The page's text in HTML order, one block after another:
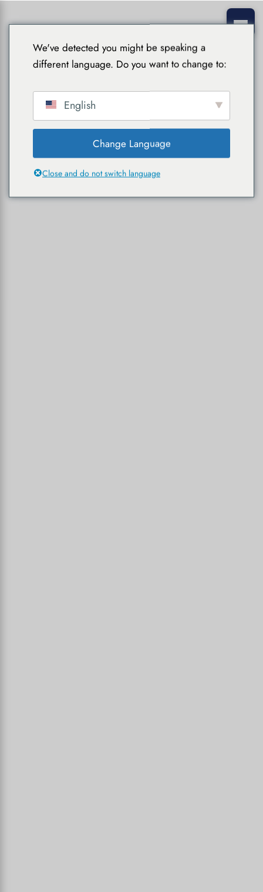
We've detected you might be speaking a
different language. Do you want to change to:
English
Change Language
Close and do not switch language